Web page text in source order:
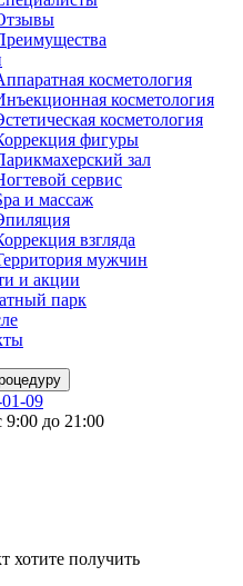
косметология
косметология
косметология
фигуры
зал
сервис
и массаж
взгляда
мужчин
и акции
парк
09
до 21:00
хотите получить